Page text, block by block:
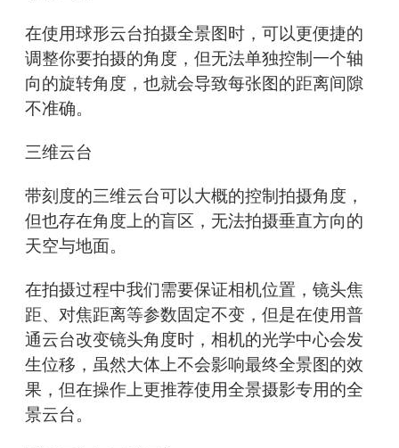
在使用球形云台拍摄全景图时，可以更便捷的
调整你要拍摄的角度，但无法单独控制一个轴
向的旋转角度，也就会导致每张图的距离间隙
不准确。
三维云台
带刻度的三维云台可以大概的控制拍摄角度，
但也存在角度上的盲区，无法拍摄垂直方向的
天空与地面。
在拍摄过程中我们需要保证相机位置，镜头焦
距、对焦距离等参数固定不变，但是在使用普
通云台改变镜头角度时，相机的光学中心会发
生位移，虽然大体上不会影响最终全景图的效
果，但在操作上更推荐使用全景摄影专用的全
景云台。